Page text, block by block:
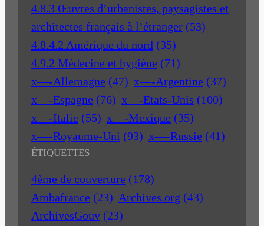
4.8.3 Œuvres d’urbanistes, paysagistes et
architectes français à l’étranger (53)
4.8.4.2 Amérique du nord (35)
4.9.2 Médecine et hygiène (71)
x—-Allemagne (47) x—-Argentine (37)
x—-Espagne (76) x—-Etats-Unis (100)
x—-Italie (55) x—-Mexique (35)
x—-Royaume-Uni (93) x—-Russie (41)
ÉTIQUETTES
4ème de couverture (178)
Ambafrance (23) Archives.org (43)
ArchivesGouv (23)